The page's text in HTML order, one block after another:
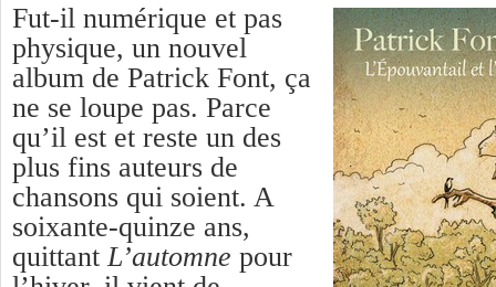
Fut-il numérique et pas
physique, un nouvel
album de Patrick Font, ça
ne se loupe pas. Parce
qu’il est et reste un des
plus fins auteurs de
chansons qui soient. A
soixante-quinze ans,
quittant L’automne pour